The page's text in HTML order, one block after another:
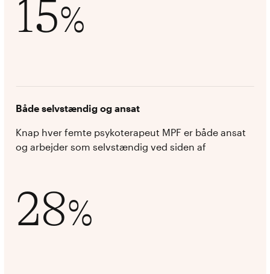
15%
Både selvstændig og ansat
Knap hver femte psykoterapeut MPF er både ansat
og arbejder som selvstændig ved siden af
28%